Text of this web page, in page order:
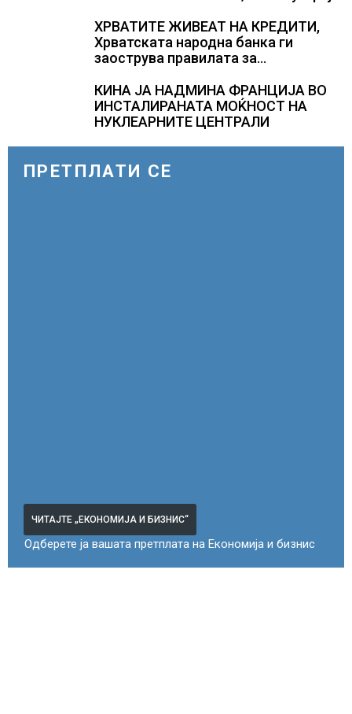
складирање на енергија од батерии
ХРВАТИТЕ ЖИВЕАТ НА КРЕДИТИ,
Хрватската народна банка ги
заострува правилата за
зголемени ризици во финансискиот
систем
КИНА ЈА НАДМИНА ФРАНЦИЈА ВО
ИНСТАЛИРАНАТА МОЌНОСТ НА
НУКЛЕАРНИТЕ ЦЕНТРАЛИ
ПРЕТПЛАТИ СЕ
ЧИТАЈТЕ „ЕКОНОМИЈА И БИЗНИС“
Одберете ја вашата претплата на Економија и бизнис